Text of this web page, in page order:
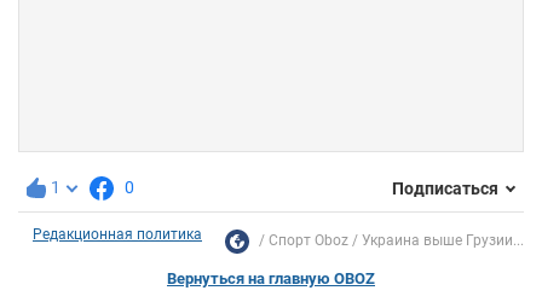
1 0 Подписаться
Редакционная политика Спорт Oboz Украина выше Грузии...
Вернуться на главную OBOZ